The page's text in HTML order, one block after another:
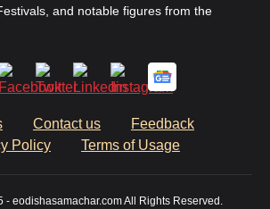
and notable figures from the
Contact us
Feedback
Policy
Terms of Usage
- eodishasamachar.com All Rights Reserved.